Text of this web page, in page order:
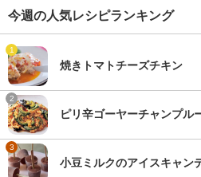
今週の人気レシピランキング
1
焼きトマトチーズチキン
2
ピリ辛ゴーヤーチャンプル
3
小豆ミルクのアイスキャン